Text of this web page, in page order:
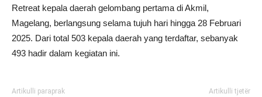
Retreat kepala daerah gelombang pertama di Akmil,
Magelang, berlangsung selama tujuh hari hingga 28 Februari
2025. Dari total 503 kepala daerah yang terdaftar, sebanyak
493 hadir dalam kegiatan ini.
Artikulli paraprak Artikulli tjetër